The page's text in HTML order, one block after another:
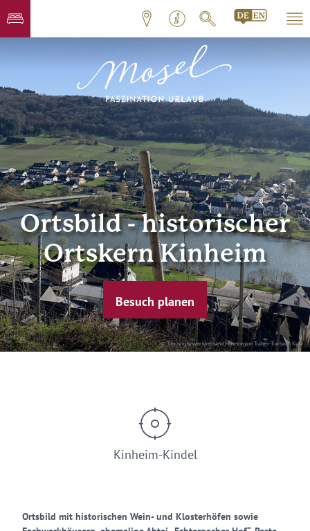
© Tourismuszweckverband Moselregion Traben-Trarbach Kröv
Ortsbild - historischer
Ortskern Kinheim
Besuch planen
Kinheim-Kindel
Ortsbild mit historischen Wein- und Klosterhöfen sowie